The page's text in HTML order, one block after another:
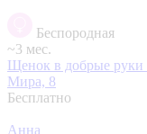
Беспородная
~3 мес.
Щенок в добрые руки
Мира, 8
Бесплатно
Анна